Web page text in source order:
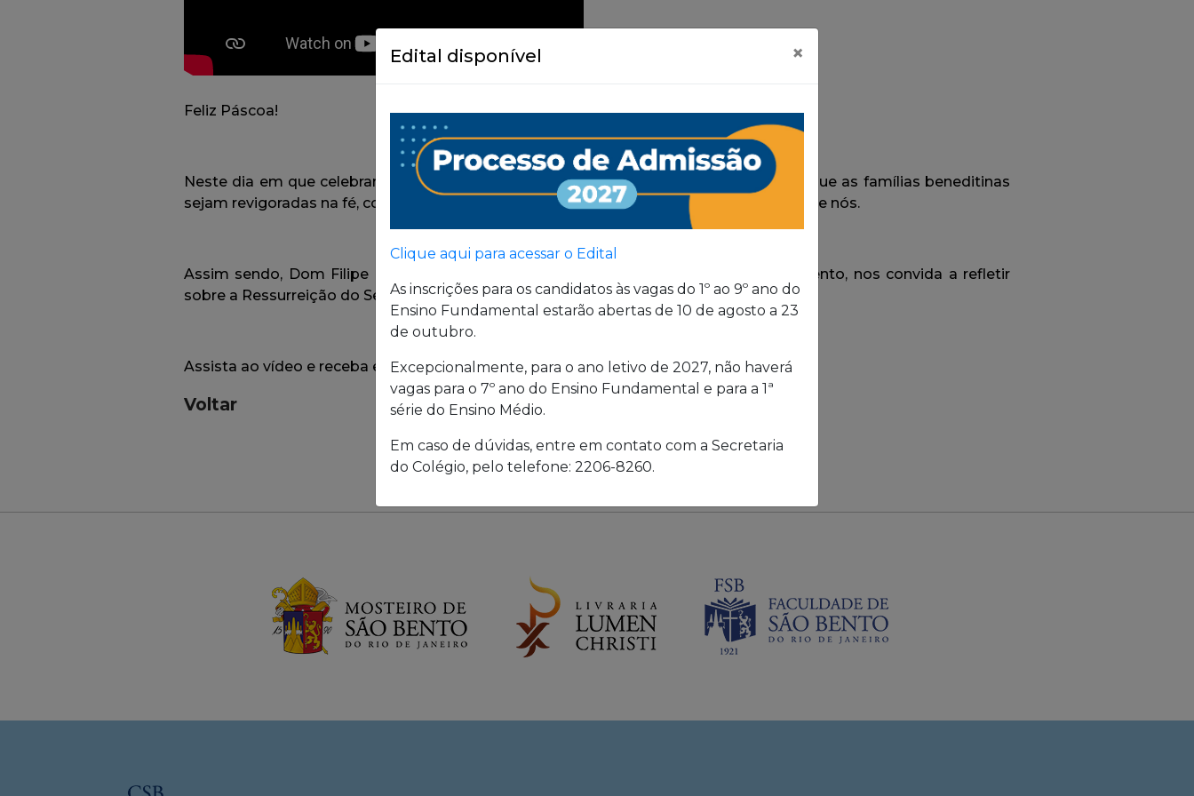
Edital disponível ×
Clique aqui para acessar o Edital
As inscrições para os candidatos às vagas do 1º ao 9º ano do
Ensino Fundamental estarão abertas de 10 de agosto a 23
de outubro.
Excepcionalmente, para o ano letivo de 2027, não haverá
vagas para o 7º ano do Ensino Fundamental e para a 1ª
série do Ensino Médio.
Em caso de dúvidas, entre em contato com a Secretaria
do Colégio, pelo telefone: 2206-8260.